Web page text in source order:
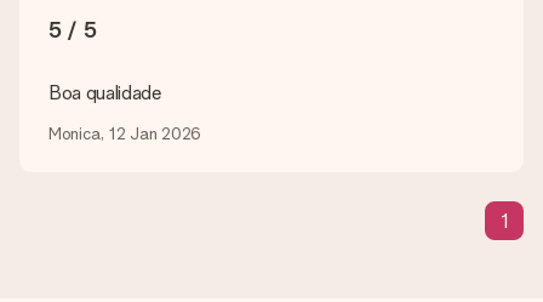
Pode enviar as suas fotografias em formato JPG e PNG. Se
não sabe o formato do seu arquivo ou pretende utilizar uma
contacto conosco através do nosso serviço de apoio ao
agentes de modo a podermos ajudar-lhe da melhor forma
5 / 5
Boa qualidade
Monica, 12 Jan 2026
1